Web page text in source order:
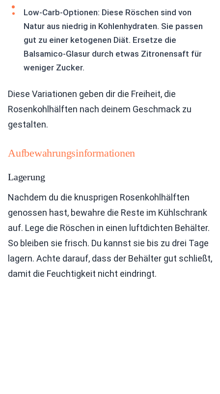
Low-Carb-Optionen: Diese Röschen sind von
Natur aus niedrig in Kohlenhydraten. Sie passen
gut zu einer ketogenen Diät. Ersetze die
Balsamico-Glasur durch etwas Zitronensaft für
weniger Zucker.
Diese Variationen geben dir die Freiheit, die
Rosenkohlhälften nach deinem Geschmack zu
gestalten.
Aufbewahrungsinformationen
Lagerung
Nachdem du die knusprigen Rosenkohlhälften
genossen hast, bewahre die Reste im Kühlschrank
auf. Lege die Röschen in einen luftdichten Behälter.
So bleiben sie frisch. Du kannst sie bis zu drei Tage
lagern. Achte darauf, dass der Behälter gut schließt,
damit die Feuchtigkeit nicht eindringt.